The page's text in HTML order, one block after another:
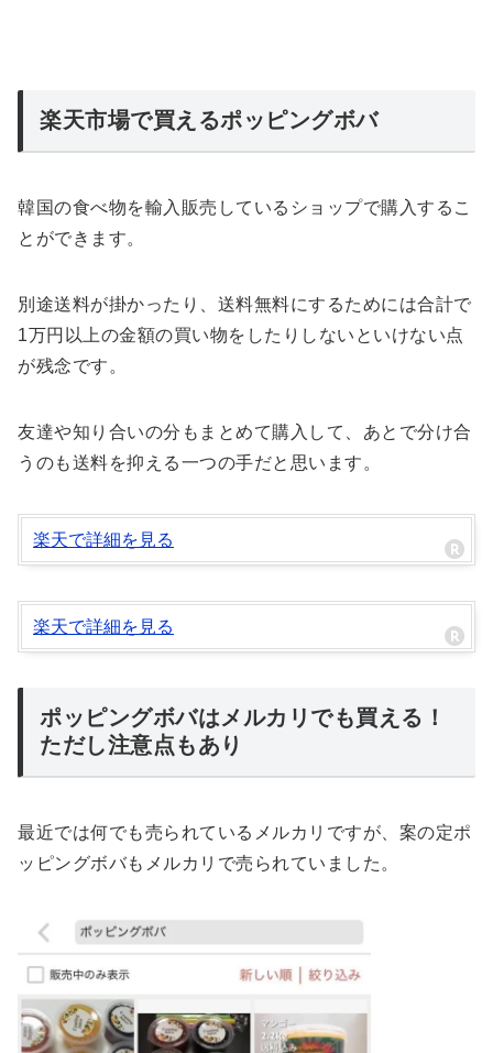
楽天市場で買えるポッピングボバ
韓国の食べ物を輸入販売しているショップで購入するこ
とができます。
別途送料が掛かったり、送料無料にするためには合計で
1万円以上の金額の買い物をしたりしないといけない点
が残念です。
友達や知り合いの分もまとめて購入して、あとで分け合
うのも送料を抑える一つの手だと思います。
楽天で詳細を見る
楽天で詳細を見る
ポッピングボバはメルカリでも買える！
ただし注意点もあり
最近では何でも売られているメルカリですが、案の定ポ
ッピングボバもメルカリで売られていました。